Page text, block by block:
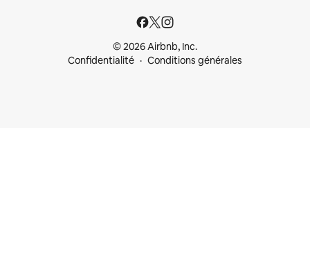
© 2026 Airbnb, Inc.
Confidentialité
Conditions générales